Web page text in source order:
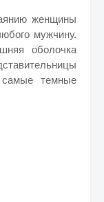
женщины
мужчину.
оболочка
самые темные